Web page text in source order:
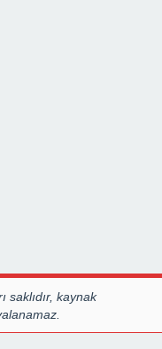
saklıdır, kaynak